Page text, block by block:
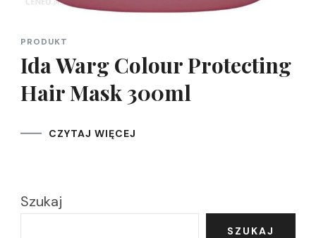
PRODUKT
Ida Warg Colour Protecting
Hair Mask 300ml
CZYTAJ WIĘCEJ
Szukaj
SZUKAJ